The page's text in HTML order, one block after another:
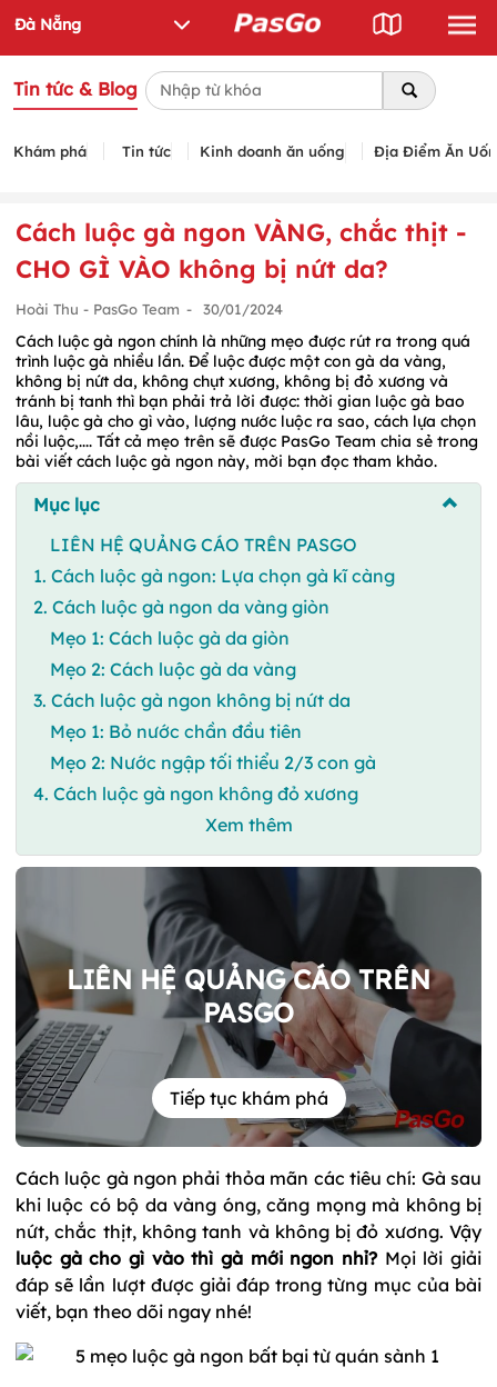
Tin tức & Blog
Khám phá Tin tức Kinh doanh ăn uống Địa Điểm Ăn
Cách luộc gà ngon VÀNG, chắc thịt -
CHO GÌ VÀO không bị nứt da?
Hoài Thu - PasGo Team - 30/01/2024
Cách luộc gà ngon chính là những mẹo được rút ra trong quá
trình luộc gà nhiều lần. Để luộc được một con gà da vàng,
không bị nứt da, không chụt xương, không bị đỏ xương và
tránh bị tanh thì bạn phải trả lời được: thời gian luộc gà bao
lâu, luộc gà cho gì vào, lượng nước luộc ra sao, cách lựa chọn
nồi luộc,.... Tất cả mẹo trên sẽ được PasGo Team chia sẻ trong
bài viết cách luộc gà ngon này, mời bạn đọc tham khảo.
Mục lục
LIÊN HỆ QUẢNG CÁO TRÊN PASGO
1. Cách luộc gà ngon: Lựa chọn gà kĩ càng
2. Cách luộc gà ngon da vàng giòn
Mẹo 1: Cách luộc gà da giòn
Mẹo 2: Cách luộc gà da vàng
3. Cách luộc gà ngon không bị nứt da
Mẹo 1: Bỏ nước chần đầu tiên
Mẹo 2: Nước ngập tối thiểu 2/3 con gà
4. Cách luộc gà ngon không đỏ xương
Xem thêm
LIÊN HỆ QUẢNG CÁO TRÊN
PASGO
Tiếp tục khám phá
Cách luộc gà ngon phải thỏa mãn các tiêu chí: Gà sau
khi luộc có bộ da vàng óng, căng mọng mà không bị
nứt, chắc thịt, không tanh và không bị đỏ xương. Vậy
luộc gà cho gì vào thì gà mới ngon nhỉ? Mọi lời giải
đáp sẽ lần lượt được giải đáp trong từng mục của bài
viết, bạn theo dõi ngay nhé!